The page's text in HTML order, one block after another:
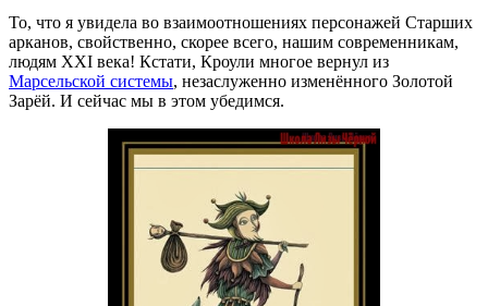
То, что я увидела во взаимоотношениях персонажей Старших
арканов, свойственно, скорее всего, нашим современникам,
людям XXI века! Кстати, Кроули многое вернул из
Марсельской системы, незаслуженно изменённого Золотой
Зарёй. И сейчас мы в этом убедимся.